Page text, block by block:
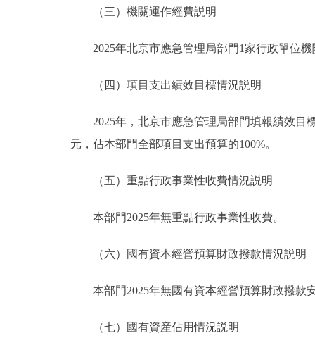
（三）機關運作經費説明
2025年北京市應急管理局部門1家行政單位機
（四）項目支出績效目標情況説明
2025年，北京市應急管理局部門填報績效目標
元，佔本部門全部項目支出預算的100%。
（五）重點行政事業性收費情況説明
本部門2025年無重點行政事業性收費。
（六）國有資本經營預算財政撥款情況説明
本部門2025年無國有資本經營預算財政撥款
（七）國有資産佔用情況説明